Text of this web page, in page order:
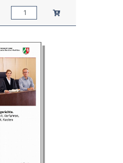
Anzahl: In den Warenkorb